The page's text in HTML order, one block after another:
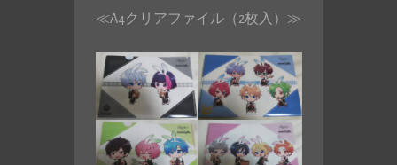
≪A4クリアファイル（2枚入）≫